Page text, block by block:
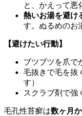
と、かえって悪
熱いお湯を避け
す。ぬるめのお
【避けたい行動】
ブツブツを爪で
毛抜きで毛を抜
す）
スクラブ剤で強
毛孔性苔癬は数ヶ月